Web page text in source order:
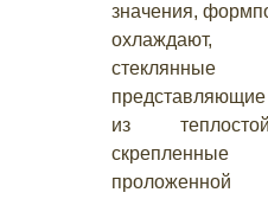
значения,
охлаждают,
из